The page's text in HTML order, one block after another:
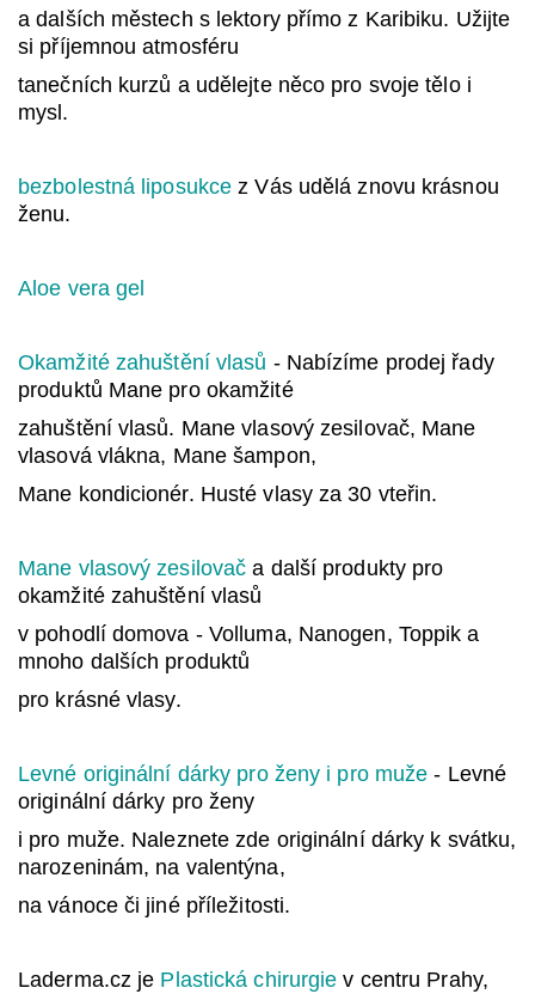
a dalších městech s lektory přímo z Karibiku. Užijte
si příjemnou atmosféru
tanečních kurzů a udělejte něco pro svoje tělo i
mysl.
bezbolestná liposukce z Vás udělá znovu krásnou
ženu.
Aloe vera gel
Okamžité zahuštění vlasů - Nabízíme prodej řady
produktů Mane pro okamžité
zahuštění vlasů. Mane vlasový zesilovač, Mane
vlasová vlákna, Mane šampon,
Mane kondicionér. Husté vlasy za 30 vteřin.
Mane vlasový zesilovač a další produkty pro
okamžité zahuštění vlasů
v pohodlí domova - Volluma, Nanogen, Toppik a
mnoho dalších produktů
pro krásné vlasy.
Levné originální dárky pro ženy i pro muže - Levné
originální dárky pro ženy
i pro muže. Naleznete zde originální dárky k svátku,
narozeninám, na valentýna,
na vánoce či jiné příležitosti.
Laderma.cz je Plastická chirurgie v centru Prahy,